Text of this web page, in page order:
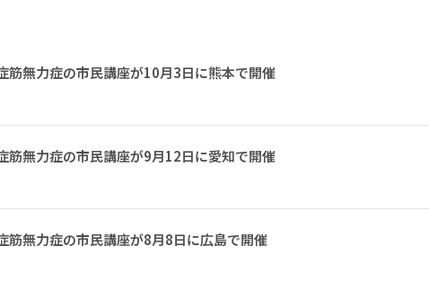
無力症の市民講座が10月3日に熊本で開催
無力症の市民講座が9月12日に愛知で開催
無力症の市民講座が8月8日に広島で開催